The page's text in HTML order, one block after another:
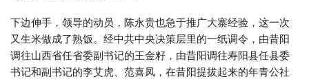
下边伸手，领导的动员，陈永贵也急于推广大寨经验，这一次
又生米做成了熟饭。经中共中央决策层里的一纸调令，由昔阳
调往山西省任省委副书记的王金籽，由昔阳调往寿阳县任县委
书记和副书记的李艾虎、范喜凤，在昔阳提拔起来的年青公社